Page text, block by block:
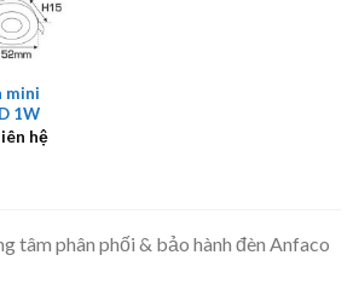
mini
1W
hệ
tâm phân phối & bảo hành đèn Anfaco